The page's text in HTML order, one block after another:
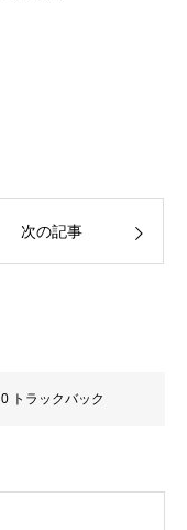
次の記事
0 トラックバック